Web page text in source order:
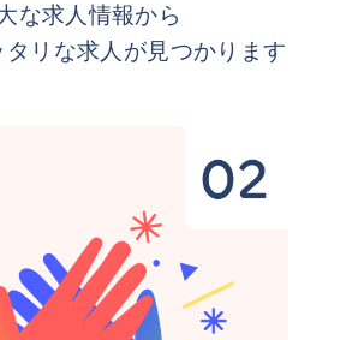
な求人情報から
タリな求人が見つかります